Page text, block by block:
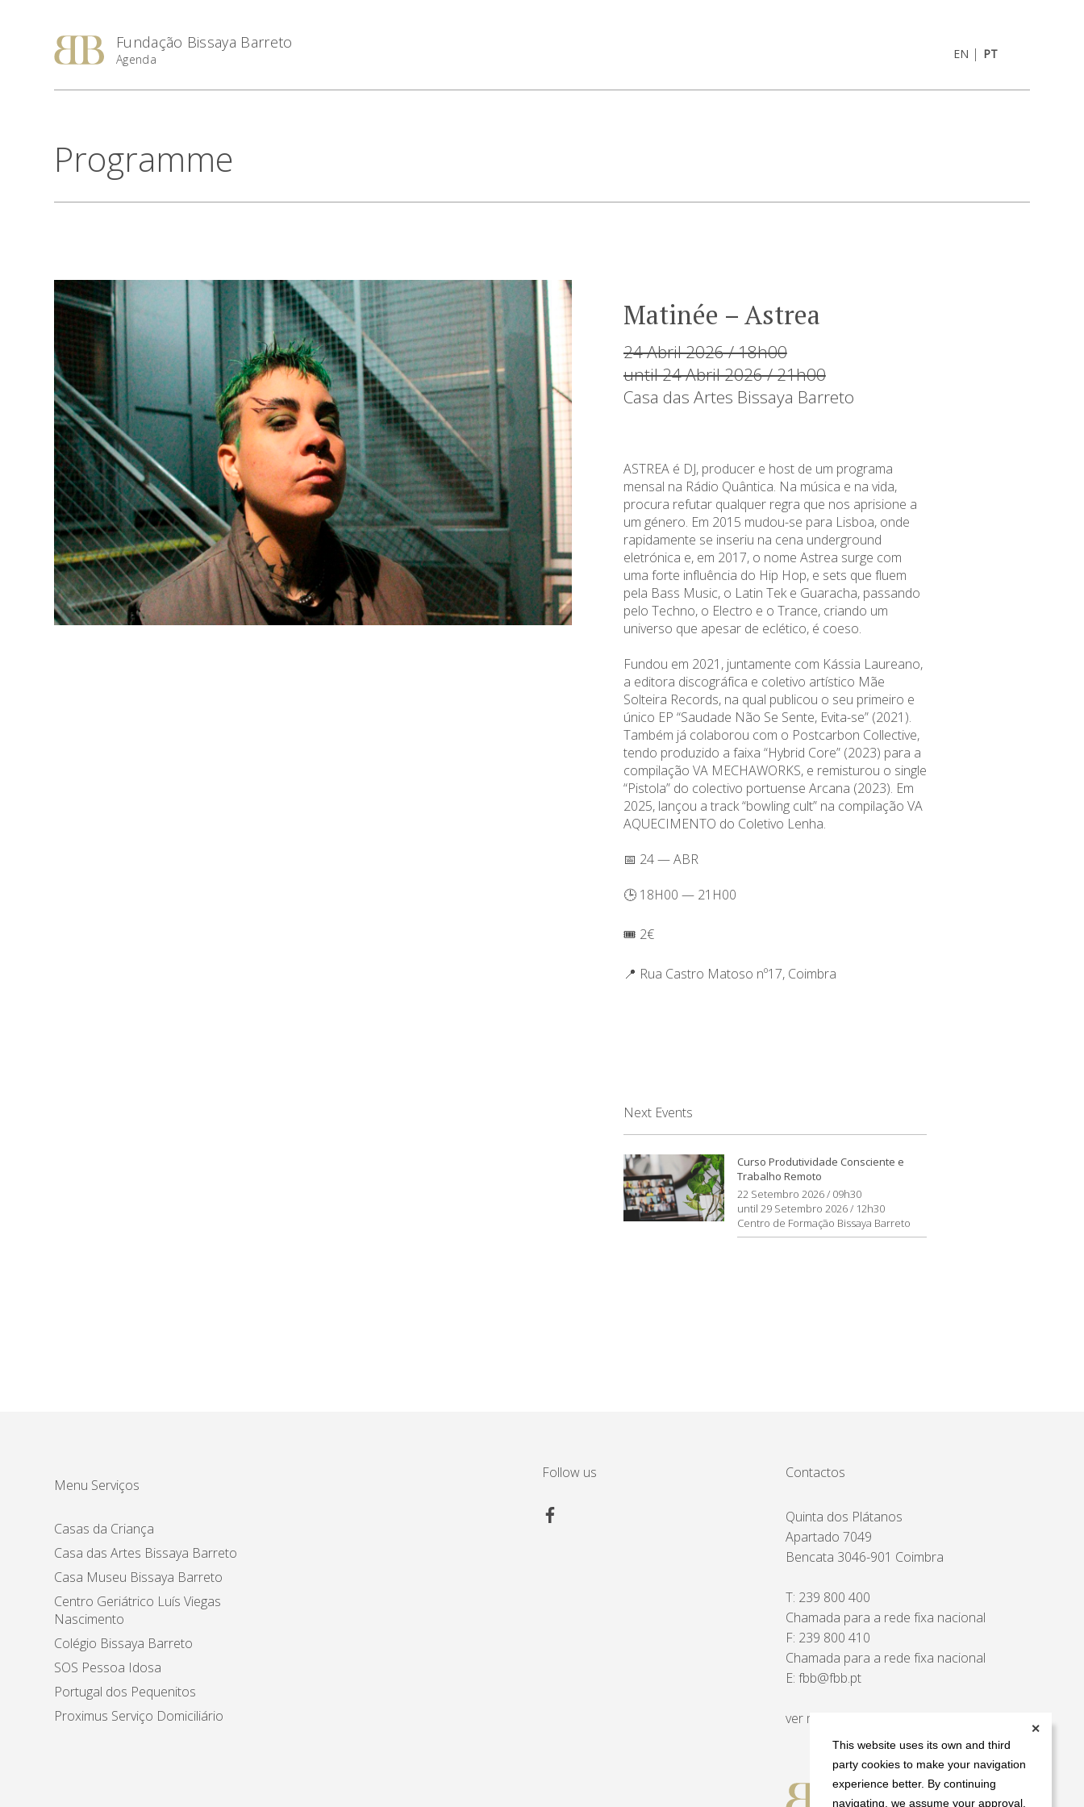
This website uses its own and third
party cookies to make your navigation
experience better. By continuing
navigating, we assume your approval.
✕
Fundação Bissaya Barreto
Agenda EN | PT
Programme
Matinée – Astrea
24 Abril 2026 / 18h00
until 24 Abril 2026 / 21h00
Casa das Artes Bissaya Barreto
ASTREA é DJ, producer e host de um programa
mensal na Rádio Quântica. Na música e na vida,
procura refutar qualquer regra que nos aprisione a
um género. Em 2015 mudou-se para Lisboa, onde
rapidamente se inseriu na cena underground
eletrónica e, em 2017, o nome Astrea surge com
uma forte influência do Hip Hop, e sets que fluem
pela Bass Music, o Latin Tek e Guaracha, passando
pelo Techno, o Electro e o Trance, criando um
universo que apesar de eclético, é coeso.
Fundou em 2021, juntamente com Kássia Laureano,
a editora discográfica e coletivo artístico Mãe
Solteira Records, na qual publicou o seu primeiro e
único EP “Saudade Não Se Sente, Evita-se” (2021).
Também já colaborou com o Postcarbon Collective,
tendo produzido a faixa “Hybrid Core” (2023) para a
compilação VA MECHAWORKS, e remisturou o single
“Pistola” do colectivo portuense Arcana (2023). Em
2025, lançou a track “bowling cult” na compilação VA
AQUECIMENTO do Coletivo Lenha.
📅 24 — ABR
🕒 18H00 — 21H00
🎟️ 2€
📍 Rua Castro Matoso nº17, Coimbra
Next Events
Curso Produtividade Consciente e
Trabalho Remoto
22 Setembro 2026 / 09h30
until 29 Setembro 2026 / 12h30
Centro de Formação Bissaya Barreto
Menu Serviços
Casas da Criança
Casa das Artes Bissaya Barreto
Casa Museu Bissaya Barreto
Centro Geriátrico Luís Viegas
Nascimento
Colégio Bissaya Barreto
SOS Pessoa Idosa
Portugal dos Pequenitos
Proximus Serviço Domiciliário
Follow us Contactos
Quinta dos Plátanos
Apartado 7049
Bencata 3046-901 Coimbra
T: 239 800 400
Chamada para a rede fixa nacional
F: 239 800 410
Chamada para a rede fixa nacional
E:fbb@fbb.pt
ver mapa